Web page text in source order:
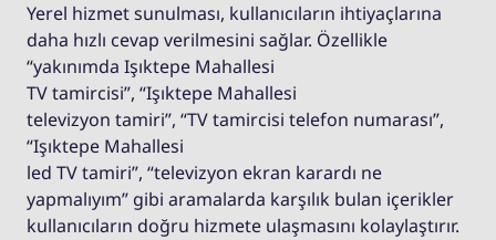
Yerel hizmet sunulması, kullanıcıların ihtiyaçlarına
daha hızlı cevap verilmesini sağlar. Özellikle
“yakınımda Işıktepe Mahallesi
TV tamircisi”, “Işıktepe Mahallesi
televizyon tamiri”, “TV tamircisi telefon numarası”,
“Işıktepe Mahallesi
led TV tamiri”, “televizyon ekran karardı ne
yapmalıyım” gibi aramalarda karşılık bulan içerikler
kullanıcıların doğru hizmete ulaşmasını kolaylaştırır.